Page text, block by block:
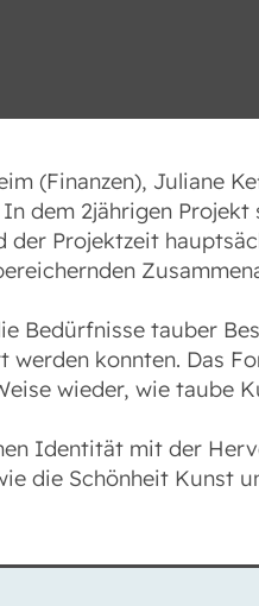
(Finanzen), Juliane
dem 2jährigen
Projektzeit
Bedürfnisse tauber
konnten. Das
wieder, wie taube
Identität mit der
die Schönheit Kunst